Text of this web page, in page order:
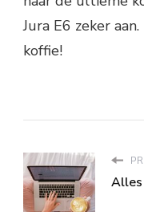
Jura E6 zeker
koffie!
Alles